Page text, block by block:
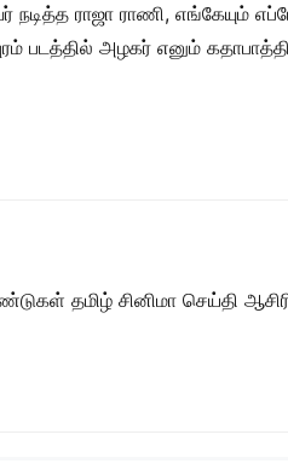
நடித்த ராஜா ராணி,
படத்தில் அழகர் எனும்
தமிழ் சினிமா செய்தி